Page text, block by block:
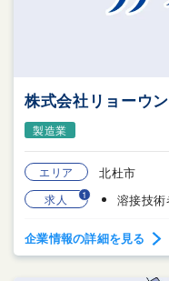
株式会社リョーウン
製造業
エリア 北杜市
求人 1
企業情報の詳細を見る